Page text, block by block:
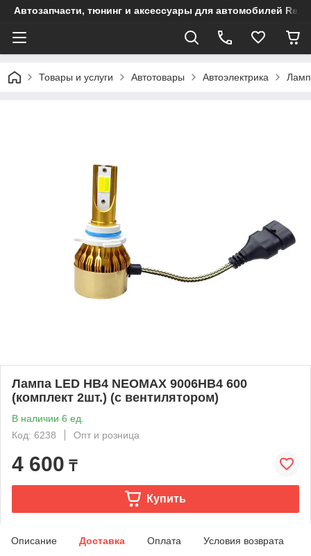
Автозапчасти, тюнинг и аксессуары для автомобилей
Товары и услуги Автотовары Автоэлектрика
Лампа LED HB4 NEOMAX 9006HB4 600
(комплект 2шт.) (с вентилятором)
В наличии 6 ед.
Код: 6238
Опт и розница
4 600 ₸
Купить
Описание Доставка Оплата Условия возврата